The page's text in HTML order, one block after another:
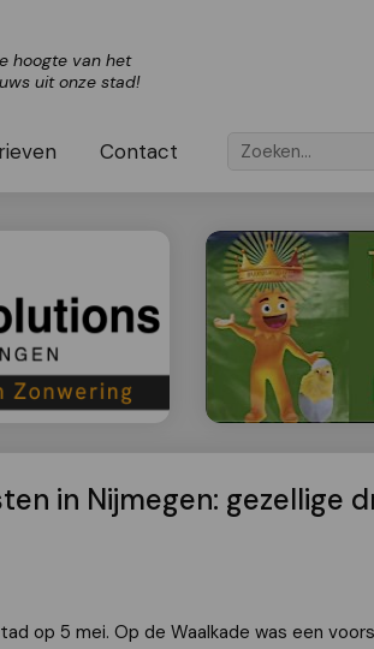
hoogte van het
uit onze stad!
Contact
in Nijmegen: gezellige
op 5 mei. Op de Waalkade was een